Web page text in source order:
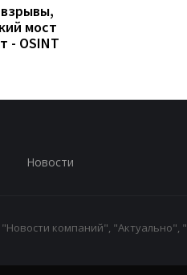
мост
- OSINT
Новости
компаний", "Актуально",